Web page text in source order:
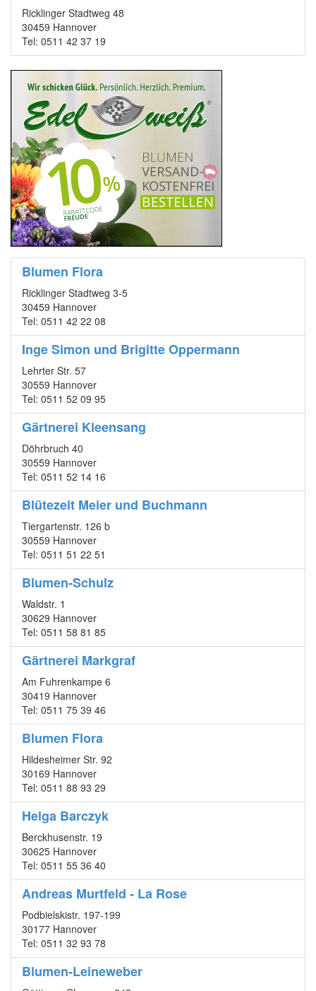
Ricklinger Stadtweg 48
30459 Hannover
Tel: 0511 42 37 19
Blumen Flora
Ricklinger Stadtweg 3-5
30459 Hannover
Tel: 0511 42 22 08
Inge Simon und Brigitte Oppermann
Lehrter Str. 57
30559 Hannover
Tel: 0511 52 09 95
Gärtnerei Kleensang
Döhrbruch 40
30559 Hannover
Tel: 0511 52 14 16
Blütezeit Meier und Buchmann
Tiergartenstr. 126 b
30559 Hannover
Tel: 0511 51 22 51
Blumen-Schulz
Waldstr. 1
30629 Hannover
Tel: 0511 58 81 85
Gärtnerei Markgraf
Am Fuhrenkampe 6
30419 Hannover
Tel: 0511 75 39 46
Blumen Flora
Hildesheimer Str. 92
30169 Hannover
Tel: 0511 88 93 29
Helga Barczyk
Berckhusenstr. 19
30625 Hannover
Tel: 0511 55 36 40
Andreas Murtfeld - La Rose
Podbielskistr. 197-199
30177 Hannover
Tel: 0511 32 93 78
Blumen-Leineweber